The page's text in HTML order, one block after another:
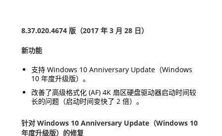
8.37.020.4674 版（2017 年 3 月 28 日）
新功能
支持 Windows 10 Anniversary Update （Windows
10 年度升级版）。
改善了高级格式化 (AF) 4K 扇区硬盘驱动器启动时间较
长的问题（启动时间变快了 2 倍）。
针对 Windows 10 Anniversary Update （Windows 10
年度升级版）的修复